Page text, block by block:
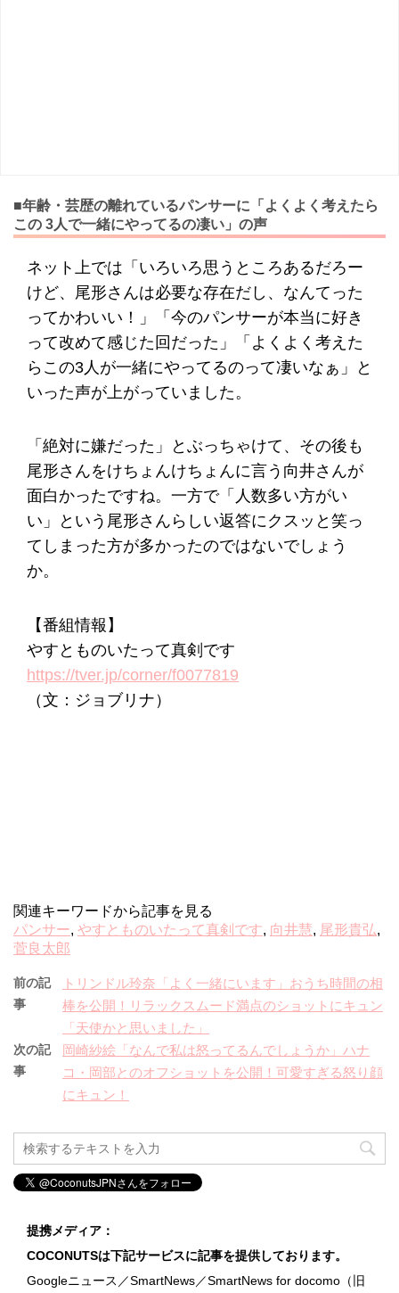
■年齢・芸歴の離れているパンサーに「よくよく考えたら
この 3人で一緒にやってるの凄い」の声
ネット上では「いろいろ思うところあるだろー
けど、尾形さんは必要な存在だし、なんてった
ってかわいい！」「今のパンサーが本当に好き
って改めて感じた回だった」「よくよく考えた
らこの3人が一緒にやってるのって凄いなぁ」と
いった声が上がっていました。
「絶対に嫌だった」とぶっちゃけて、その後も
尾形さんをけちょんけちょんに言う向井さんが
面白かったですね。一方で「人数多い方がい
い」という尾形さんらしい返答にクスッと笑っ
てしまった方が多かったのではないでしょう
か。
【番組情報】
やすとものいたって真剣です
https://tver.jp/corner/f0077819
（文：ジョブリナ）
関連キーワードから記事を見る
パンサー, やすとものいたって真剣です, 向井慧, 尾形貴弘,
菅良太郎
前の記
事
トリンドル玲奈「よく一緒にいます」おうち時間の相
棒を公開！リラックスムード満点のショットにキュン
「天使かと思いました」
次の記
事
岡崎紗絵「なんで私は怒ってるんでしょうか」ハナ
コ・岡部とのオフショットを公開！可愛すぎる怒り顔
にキュン！
提携メディア：
COCONUTSは下記サービスに記事を提供しております。
Googleニュース／SmartNews／SmartNews for docomo（旧